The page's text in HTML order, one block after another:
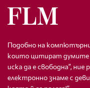
Подобно на
които цитират
иска да е свободна”,
електронно знаме с